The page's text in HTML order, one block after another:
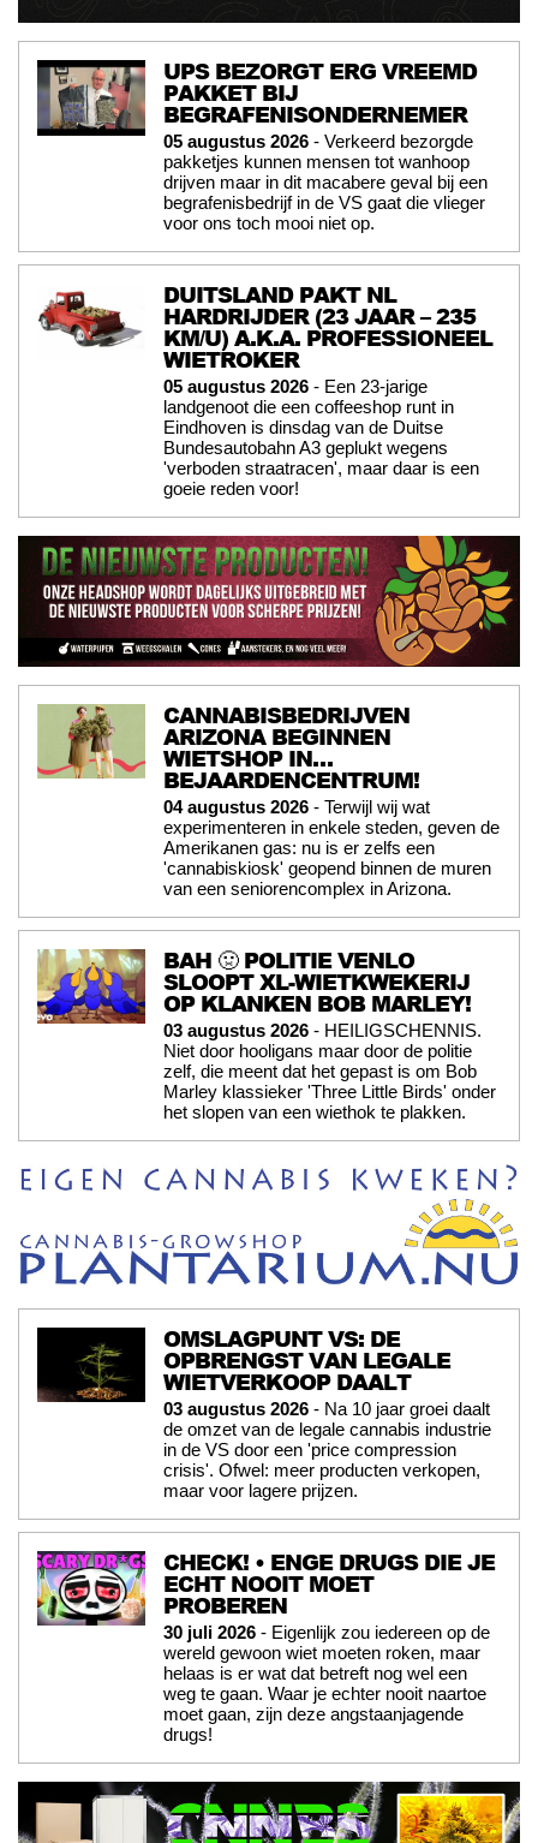
UPS BEZORGT ERG VREEMD
PAKKET BIJ
BEGRAFENISONDERNEMER
05 augustus 2026 - Verkeerd bezorgde
pakketjes kunnen mensen tot wanhoop
drijven maar in dit macabere geval bij een
begrafenisbedrijf in de VS gaat die vlieger
voor ons toch mooi niet op.
DUITSLAND PAKT NL
HARDRIJDER (23 JAAR – 235
KM/U) A.K.A. PROFESSIONEEL
WIETROKER
05 augustus 2026 - Een 23-jarige
landgenoot die een coffeeshop runt in
Eindhoven is dinsdag van de Duitse
Bundesautobahn A3 geplukt wegens
'verboden straatracen', maar daar is een
goeie reden voor!
CANNABISBEDRIJVEN
ARIZONA BEGINNEN
WIETSHOP IN…
BEJAARDENCENTRUM!
04 augustus 2026 - Terwijl wij wat
experimenteren in enkele steden, geven de
Amerikanen gas: nu is er zelfs een
'cannabiskiosk' geopend binnen de muren
van een seniorencomplex in Arizona.
BAH 🤢 POLITIE VENLO
SLOOPT XL-WIETKWEKERIJ
OP KLANKEN BOB MARLEY!
03 augustus 2026 - HEILIGSCHENNIS.
Niet door hooligans maar door de politie
zelf, die meent dat het gepast is om Bob
Marley klassieker 'Three Little Birds' onder
het slopen van een wiethok te plakken.
OMSLAGPUNT VS: DE
OPBRENGST VAN LEGALE
WIETVERKOOP DAALT
03 augustus 2026 - Na 10 jaar groei daalt
de omzet van de legale cannabis industrie
in de VS door een 'price compression
crisis'. Ofwel: meer producten verkopen,
maar voor lagere prijzen.
CHECK! • ENGE DRUGS DIE JE
ECHT NOOIT MOET
PROBEREN
30 juli 2026 - Eigenlijk zou iedereen op de
wereld gewoon wiet moeten roken, maar
helaas is er wat dat betreft nog wel een
weg te gaan. Waar je echter nooit naartoe
moet gaan, zijn deze angstaanjagende
drugs!